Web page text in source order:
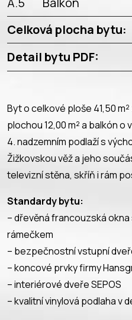
Celková plocha bytu:
Detail bytu PDF:
Byt o celkové ploše 41,50
plochou 12,00 m² a balkón o
4. nadzemním podlaží s
Žižkovskou věž a jeho
televizní stěna, skříň i rám
Standardy bytu:
– dřevěná francouzská
rámečkem
– bezpečnostní vstupní
– koncové prvky firmy
– interiérové dveře SEPOS
– kvalitní vinylová podlaha v